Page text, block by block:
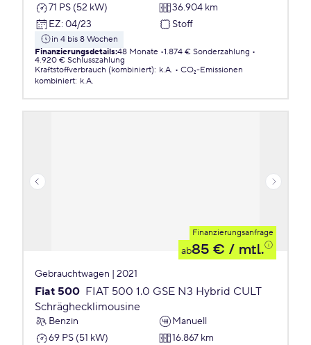
71 PS (52 kW)
36.904 km
EZ: 04/23 Stoff
in 4 bis 8 Wochen
Finanzierungsdetails:48 Monate 1.874 € Sonderzahlung
4.920 € Schlusszahlung
Kraftstoffverbrauch (kombiniert): k.A.
CO₂-Emissionen
kombiniert: k.A.
Finanzierungsanfrage
ab85 € / mtl.
Gebrauchtwagen | 2021
Fiat 500 FIAT 500 1.0 GSE N3 Hybrid CULT
Schräghecklimousine
Benzin
Manuell
69 PS (51 kW)
16.867 km